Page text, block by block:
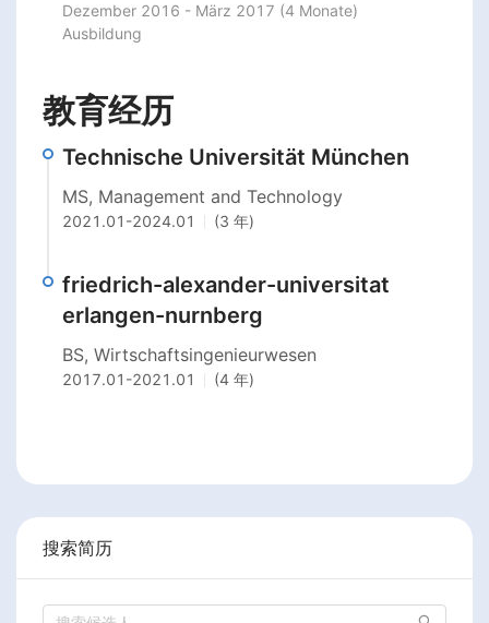
Dezember 2016 - März 2017 (4 Monate)
Ausbildung
教育经历
Technische Universität München
MS, Management and Technology
2021.01 -2024.01 (3 年)
friedrich-alexander-universitat
erlangen-nurnberg
BS, Wirtschaftsingenieurwesen
2017.01 -2021.01 (4 年)
搜索简历